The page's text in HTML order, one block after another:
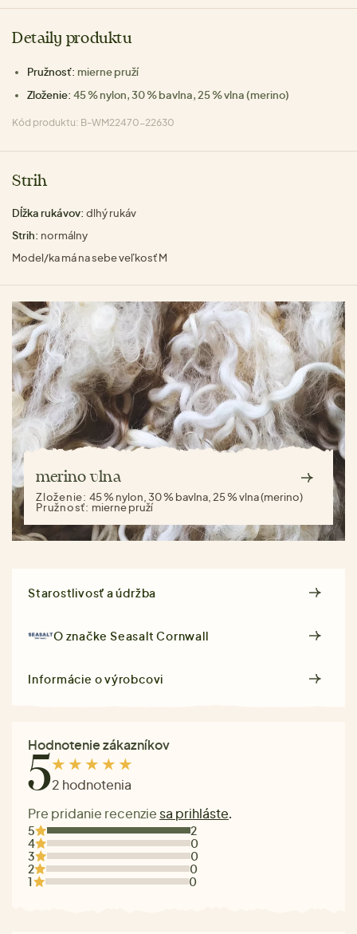
Detaily produktu
Pružnosť: mierne pruží
Zloženie: 45 % nylon, 30 % bavlna, 25 % vlna (merino)
Kód produktu: B-WM22470-22630
Strih
Dĺžka rukávov: dlhý rukáv
Strih: normálny
Model/ka má na sebe veľkosť M
merino vlna
Zloženie: 45 % nylon, 30 % bavlna, 25 % vlna (merino)
Pružnosť: mierne pruží
Starostlivosť a údržba
O značkeSeasalt Cornwall
Informácie o výrobcovi
Hodnotenie zákazníkov
52 hodnotenia
Pre pridanie recenzie sa prihláste.
5
2
4
0
3
0
2
0
1
0